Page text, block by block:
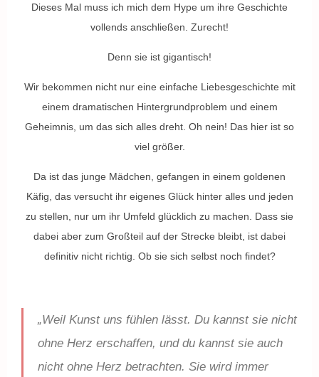
Dieses Mal muss ich mich dem Hype um ihre Geschichte
vollends anschließen. Zurecht!
Denn sie ist gigantisch!
Wir bekommen nicht nur eine einfache Liebesgeschichte mit
einem dramatischen Hintergrundproblem und einem
Geheimnis, um das sich alles dreht. Oh nein! Das hier ist so
viel größer.
Da ist das junge Mädchen, gefangen in einem goldenen
Käfig, das versucht ihr eigenes Glück hinter alles und jeden
zu stellen, nur um ihr Umfeld glücklich zu machen. Dass sie
dabei aber zum Großteil auf der Strecke bleibt, ist dabei
definitiv nicht richtig. Ob sie sich selbst noch findet?
„Weil Kunst uns fühlen lässt. Du kannst sie nicht
ohne Herz erschaffen, und du kannst sie auch
nicht ohne Herz betrachten. Sie wird immer